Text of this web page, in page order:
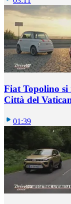
Fiat Topolino si
Città del
01:39